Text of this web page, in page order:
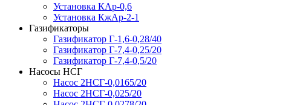
Установка КАр-0,6
Установка КжАр-2-1
Газификаторы
Газификатор Г-1,6-0,28/40
Газификатор Г-7,4-0,25/20
Газификатор Г-7,4-0,5/20
Насосы НСГ
Насос 2НСГ-0,0165/20
Насос 2НСГ-0,025/20